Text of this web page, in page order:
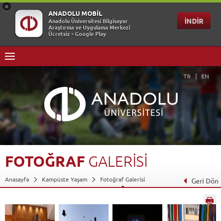
TR EN
FOTOĞRAF GALERİSİ
Anasayfa Kampüste Yaşam Fotoğraf Galerisi Geri Dön